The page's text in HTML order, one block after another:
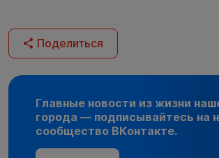
Поделиться
Главные новости из жизни
города — подписывайтесь на
сообщество ВКонтакте.